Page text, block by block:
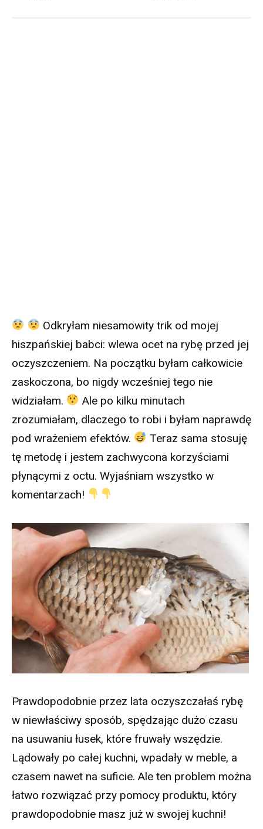
Odkryłam niesamowity trik od mojej
hiszpańskiej babci: wlewa ocet na rybę przed jej
oczyszczeniem. Na początku byłam całkowicie
zaskoczona, bo nigdy wcześniej tego nie
widziałam.
Ale po kilku minutach
zrozumiałam, dlaczego to robi i byłam naprawdę
pod wrażeniem efektów.
Teraz sama stosuję
tę metodę i jestem zachwycona korzyściami
płynącymi z octu. Wyjaśniam wszystko w
komentarzach!
Prawdopodobnie przez lata oczyszczałaś rybę
w niewłaściwy sposób, spędzając dużo czasu
na usuwaniu łusek, które fruwały wszędzie.
Lądowały po całej kuchni, wpadały w meble, a
czasem nawet na suficie. Ale ten problem można
łatwo rozwiązać przy pomocy produktu, który
prawdopodobnie masz już w swojej kuchni!